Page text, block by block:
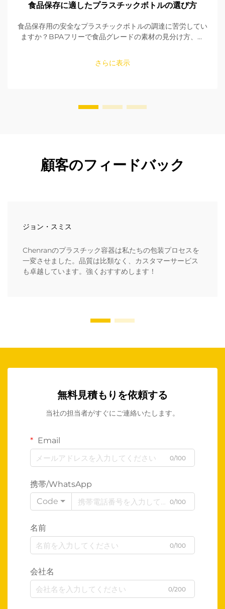
食品保存に適したプラスチックボトルの選び方
食品保存用の安全なプラスチックボトルの調達に苦労してい
ますか？BPAフリーで食品グレードの素材の見分け方、シ
FDAおよびEU規格への適合性を確保してください。今すぐ
読む。
さらに表示
顧客のフィードバック
ジョン・スミス
Chenranのプラスチック容器は私たちの包装プロセスを
一変させました。品質は比類なく、カスタマーサービス
も卓越しています。強くおすすめします！
無料見積もりを依頼する
当社の担当者がすぐにご連絡いたします。
Email
0/100
携帯/WhatsApp
Code
0/100
名前
0/100
会社名
0/200